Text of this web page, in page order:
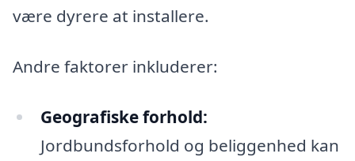
være dyrere at installere.
Andre faktorer inkluderer:
Geografiske forhold:
Jordbundsforhold og beliggenhed kan